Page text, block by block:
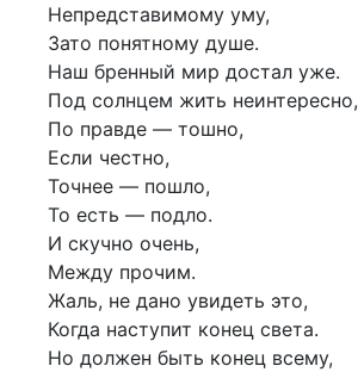
Непредставимому уму,
Зато понятному душе.
Наш бренный мир достал уже.
Под солнцем жить неинтересно,
По правде — тошно,
Если честно,
Точнее — пошло,
То есть — подло.
И скучно очень,
Между прочим.
Жаль, не дано увидеть это,
Когда наступит конец света.
Но должен быть конец всему,